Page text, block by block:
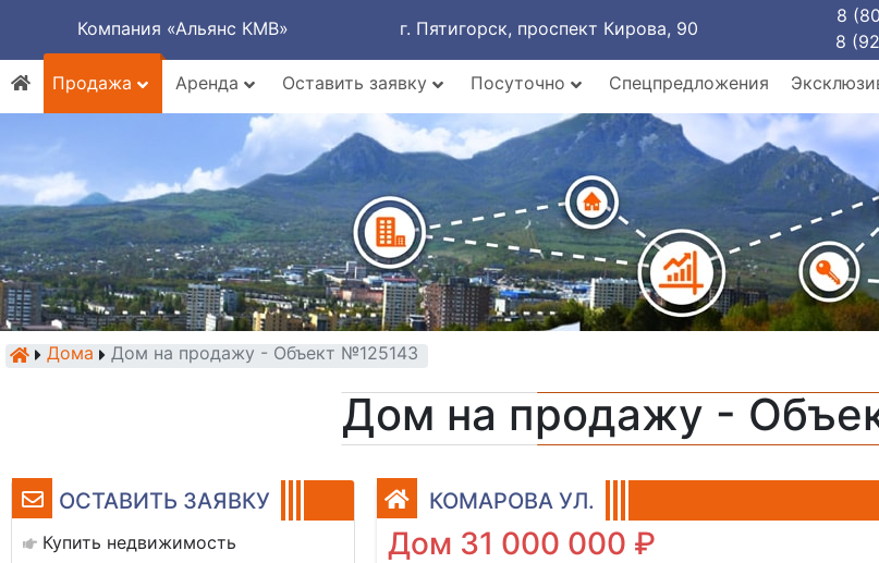
Компания «Альянс КМВ» г. Пятигорск, проспект Кирова, 90
8
8
Продажа
Аренда Оставить заявку Посуточно Спецпредложения
Дома Дом на продажу - Объект №125143
Дом на продажу -
ОСТАВИТЬ ЗАЯВКУ
Купить недвижимость
КОМАРОВА УЛ.
Дом 31 000 000 ₽